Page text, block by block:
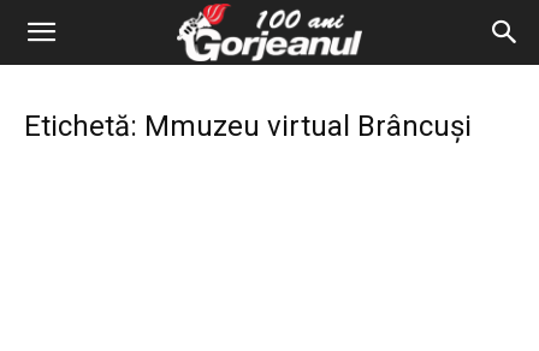
Etichetă: Mmuzeu virtual Brâncuși